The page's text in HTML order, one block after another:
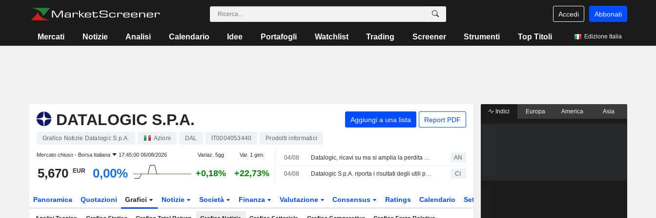
Accedi Abbonati
Mercati Notizie Analisi Calendario Idee Portafogli Watchlist Trading Screener Strumenti Top Titoli Edizione Italia
DATALOGIC S.P.A. Aggiungi a una lista Report PDF
Grafico Notizie Datalogic S.p.A. Azioni DAL IT0004053440 Prodotti informatici
Mercato chiuso - Borsa Italiana 17:45:00 06/08/2026 Variaz. 5gg Var. 1 gen.
5,670 EUR 0,00% +0,18% +22,73%
04/08 Datalogic, ricavi su ma si amplia la perdita prima di lasciare Borsa AN
04/08 Datalogic S.p.A. riporta i risultati degli utili per il primo semestre conclusosi il 30 giugno 2026 CI
Panoramica Quotazioni Grafici Notizie Società Finanza Valutazione Consensus Ratings Calendario Settore
Indici Europa America Asia